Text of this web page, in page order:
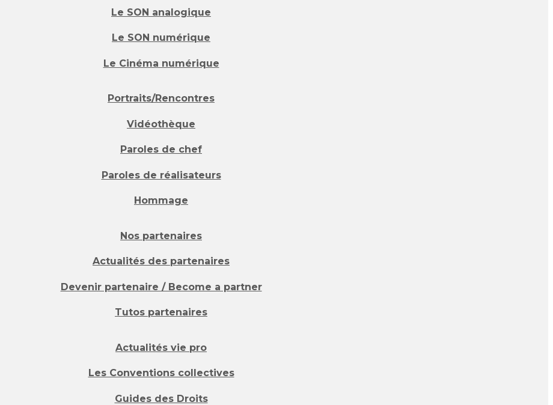
Le SON analogique
Le SON numérique
Le Cinéma numérique
Portraits/Rencontres
Vidéothèque
Paroles de chef
Paroles de réalisateurs
Hommage
Nos partenaires
Actualités des partenaires
Devenir partenaire / Become a partner
Tutos partenaires
Actualités vie pro
Les Conventions collectives
Guides des Droits